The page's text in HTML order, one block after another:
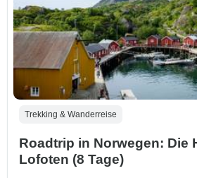
Trekking & Wanderreise
Roadtrip in Norwegen: Die
Lofoten (8 Tage)